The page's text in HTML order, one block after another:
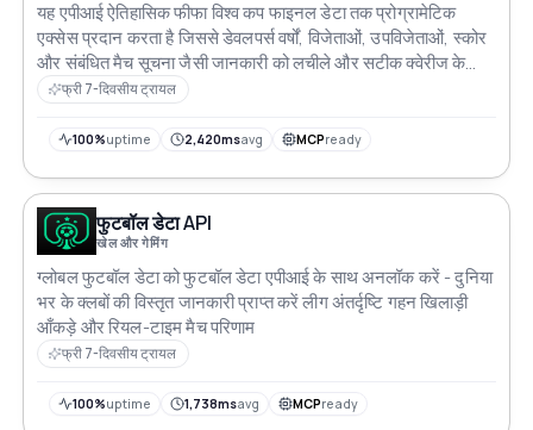
यह एपीआई ऐतिहासिक फीफा विश्व कप फाइनल डेटा तक प्रोग्रामेटिक
एक्सेस प्रदान करता है जिससे डेवलपर्स वर्षों, विजेताओं, उपविजेताओं, स्कोर
और संबंधित मैच सूचना जैसी जानकारी को लचीले और सटीक क्वेरीज के
साथ प्राप्त कर सकते हैं
फ्री 7-दिवसीय ट्रायल
100%uptime 2,420msavg MCPready
फुटबॉल डेटा API
खेल और गेमिंग
ग्लोबल फुटबॉल डेटा को फुटबॉल डेटा एपीआई के साथ अनलॉक करें - दुनिया
भर के क्लबों की विस्तृत जानकारी प्राप्त करें लीग अंतर्दृष्टि गहन खिलाड़ी
आँकड़े और रियल-टाइम मैच परिणाम
फ्री 7-दिवसीय ट्रायल
100%uptime 1,738msavg MCPready